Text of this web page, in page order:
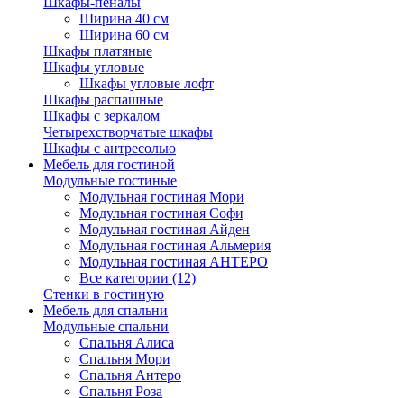
Ширина 40 см
Ширина 60 см
Шкафы платяные
Шкафы угловые
Шкафы угловые лофт
Шкафы распашные
Шкафы с зеркалом
Четырехстворчатые шкафы
Шкафы с антресолью
Мебель для гостиной
Модульные гостиные
Модульная гостиная Мори
Модульная гостиная Софи
Модульная гостиная Айден
Модульная гостиная Альмерия
Модульная гостиная АНТЕРО
Все категории (12)
Стенки в гостиную
Мебель для спальни
Модульные спальни
Спальня Алиса
Спальня Мори
Спальня Антеро
Спальня Роза